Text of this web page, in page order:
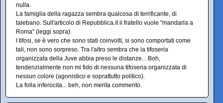
nulla.
La famiglia della ragazza sembra qualcosa di terrificante, di
talebano. Sull'articolo di Repubblica.it il fratello vuole "mandarla a
Roma" (leggi sopra).
I tifosi, se è vero che sono stati coinvolti, si sono comportati come
tali, non sono sorpreso. Tra l'altro sembra che la tifoseria
organizzata della Juve abbia preso le distanze... Boh,
tendenzialmente non mi fido di nessuna tifoseria organizzata di
nessun colore (agonistico e soprattutto politico).
La folla inferocita... beh, non merita commento.